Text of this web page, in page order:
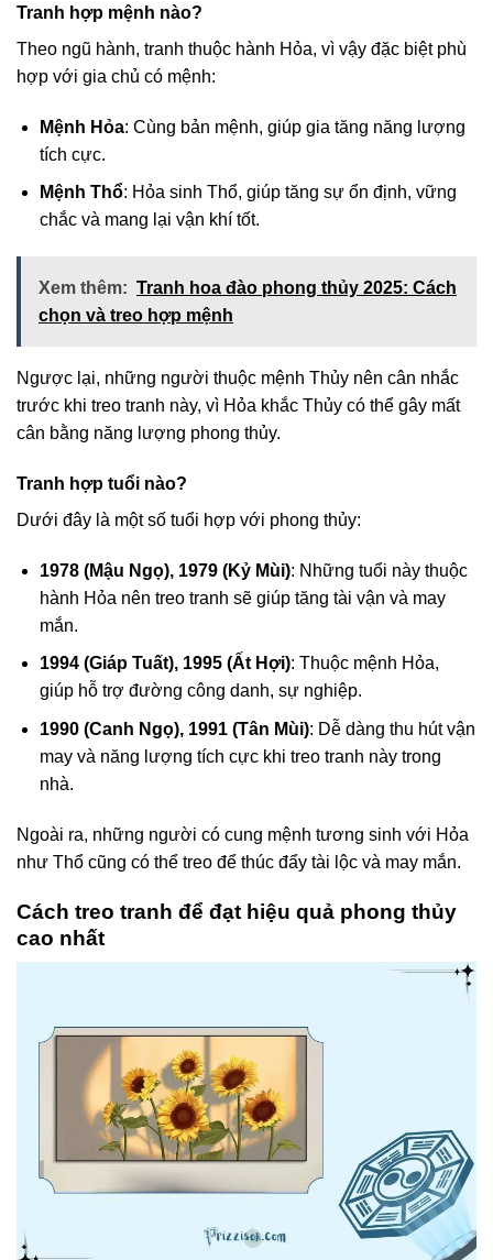
Tranh hợp mệnh nào?
Theo ngũ hành, tranh thuộc hành Hỏa, vì vậy đặc biệt phù
hợp với gia chủ có mệnh:
Mệnh Hỏa: Cùng bản mệnh, giúp gia tăng năng lượng
tích cực.
Mệnh Thổ: Hỏa sinh Thổ, giúp tăng sự ổn định, vững
chắc và mang lại vận khí tốt.
Xem thêm: Tranh hoa đào phong thủy 2025: Cách
chọn và treo hợp mệnh
Ngược lại, những người thuộc mệnh Thủy nên cân nhắc
trước khi treo tranh này, vì Hỏa khắc Thủy có thể gây mất
cân bằng năng lượng phong thủy.
Tranh hợp tuổi nào?
Dưới đây là một số tuổi hợp với phong thủy:
1978 (Mậu Ngọ), 1979 (Kỷ Mùi): Những tuổi này thuộc
hành Hỏa nên treo tranh sẽ giúp tăng tài vận và may
mắn.
1994 (Giáp Tuất), 1995 (Ất Hợi): Thuộc mệnh Hỏa,
giúp hỗ trợ đường công danh, sự nghiệp.
1990 (Canh Ngọ), 1991 (Tân Mùi): Dễ dàng thu hút vận
may và năng lượng tích cực khi treo tranh này trong
nhà.
Ngoài ra, những người có cung mệnh tương sinh với Hỏa
như Thổ cũng có thể treo để thúc đẩy tài lộc và may mắn.
Cách treo tranh để đạt hiệu quả phong thủy
cao nhất